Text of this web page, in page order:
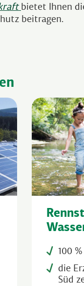
bietet Ihnen
beitragen.
100
die
Süd